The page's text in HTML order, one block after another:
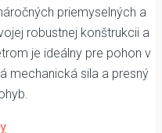
priemyselných a
robustnej konštrukcii a
je ideálny pre pohon v
mechanická sila a presný